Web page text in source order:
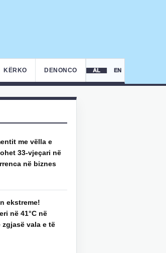
KËRKO DENONCO AL EN
me vëlla e
33-vjeçari në
në biznes
ekstreme!
në 41°C në
vala e të